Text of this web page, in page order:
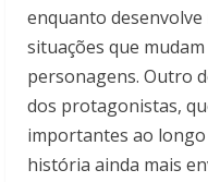
enquanto
situações que
personagens. Outro
dos protagonistas,
importantes ao
história ainda mais